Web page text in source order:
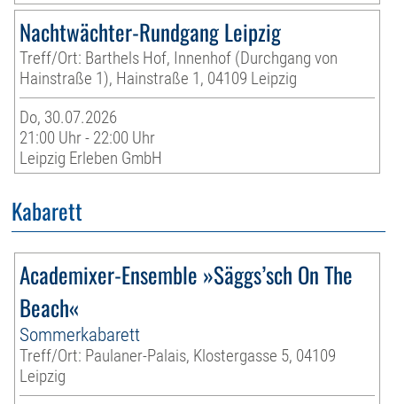
Nachtwächter-Rundgang Leipzig
Treff/Ort: Barthels Hof, Innenhof (Durchgang von
Hainstraße 1), Hainstraße 1, 04109 Leipzig
Do, 30.07.2026
21:00 Uhr - 22:00 Uhr
Leipzig Erleben GmbH
Kabarett
Academixer-Ensemble »Säggs’sch On The
Beach«
Sommerkabarett
Treff/Ort: Paulaner-Palais, Klostergasse 5, 04109
Leipzig